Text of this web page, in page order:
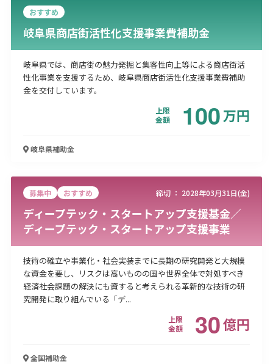
おすすめ
岐阜県商店街活性化支援事業費補助金
岐阜県では、商店街の魅力発掘と集客性向上等による商店街活
性化事業を支援するため、岐阜県商店街活性化支援事業費補助
金を交付しています。
上限
金額
100万円
岐阜県補助金
募集中 おすすめ 締切 ： 2028年03月31日(金)
ディープテック・スタートアップ支援基金／
ディープテック・スタートアップ支援事業
技術の確立や事業化・社会実装までに長期の研究開発と大規模
な資金を要し、リスクは高いものの国や世界全体で対処すべき
経済社会課題の解決にも資すると考えられる革新的な技術の研
究開発に取り組んでいる「デ...
上限
金額
30億円
全国補助金